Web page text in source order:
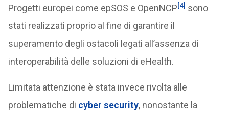
Progetti europei come epSOS e OpenNCP[4] sono
stati realizzati proprio al fine di garantire il
superamento degli ostacoli legati all’assenza di
interoperabilità delle soluzioni di eHealth.
Limitata attenzione è stata invece rivolta alle
problematiche di cyber security, nonostante la